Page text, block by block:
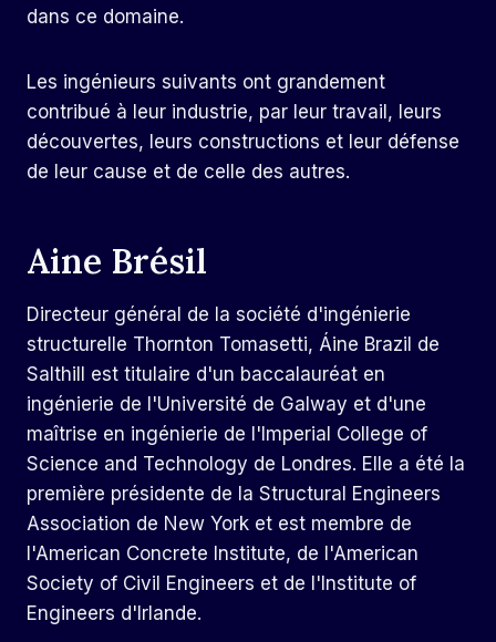
dans ce domaine.
Les ingénieurs suivants ont grandement
contribué à leur industrie, par leur travail, leurs
découvertes, leurs constructions et leur défense
de leur cause et de celle des autres.
Aine Brésil
Directeur général de la société d'ingénierie
structurelle Thornton Tomasetti, Áine Brazil de
Salthill est titulaire d'un baccalauréat en
ingénierie de l'Université de Galway et d'une
maîtrise en ingénierie de l'Imperial College of
Science and Technology de Londres. Elle a été la
première présidente de la Structural Engineers
Association de New York et est membre de
l'American Concrete Institute, de l'American
Society of Civil Engineers et de l'Institute of
Engineers d'Irlande.